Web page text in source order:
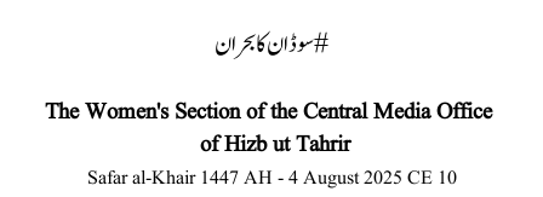
#سوڈان کا بحران
The Women's Section of the Central Media Office
of Hizb ut Tahrir
10 Safar al-Khair 1447 AH - 4 August 2025 CE